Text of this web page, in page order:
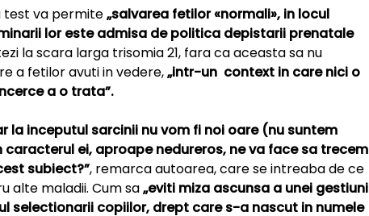
test va permite„salvarea fetilor «normali», in locul
lor este admisa de politica depistarii prenatale
la scara larga trisomia 21, fara ca aceasta sa nu
a fetilor avuti in vedere,„intr-un context in care nici o
a o trata”.
la inceputul sarcinii nu vom fi noi oare (nu suntem
ei, aproape nedureros, ne va face sa trecem
subiect?”, remarca autoarea, care se intreaba de ce
alte maladii. Cum sa„eviti miza ascunsa a unei gestiuni
selectionarii copiilor, drept care s-a nascut in numele